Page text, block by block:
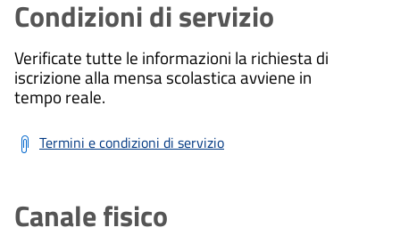
Condizioni di servizio
Verificate tutte le informazioni la richiesta di
iscrizione alla mensa scolastica avviene in
tempo reale.
Termini e condizioni di servizio
Canale fisico